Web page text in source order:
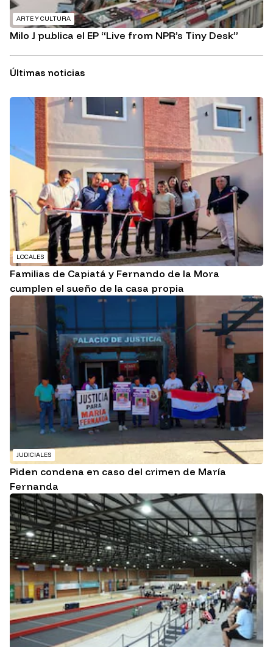
ARTE Y CULTURA
Milo J publica el EP “Live from NPR’s Tiny Desk”
Últimas noticias
LOCALES
Familias de Capiatá y Fernando de la Mora
cumplen el sueño de la casa propia
JUDICIALES
Piden condena en caso del crimen de María
Fernanda